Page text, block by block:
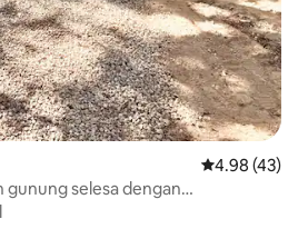
Penarafan
4.98 (43)
gunung selesa dengan